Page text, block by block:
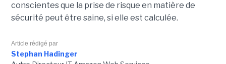
conscientes que la prise de risque en matière de
sécurité peut être saine, si elle est calculée.
Article rédigé par
Stephan Hadinger